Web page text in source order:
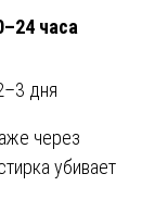
часа
дня
через
убивает